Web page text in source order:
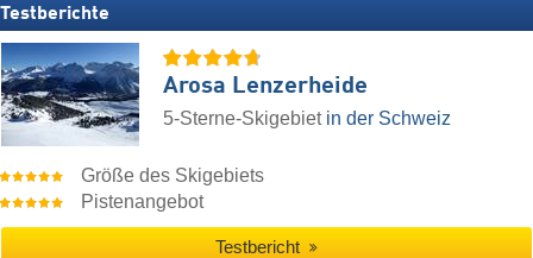
Testberichte
Arosa Lenzerheide
5-Sterne-Skigebiet in der Schweiz
Größe des Skigebiets
Pistenangebot
Testbericht